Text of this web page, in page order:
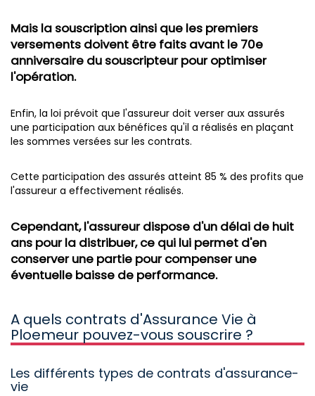
Mais la souscription ainsi que les premiers
versements doivent être faits avant le 70e
anniversaire du souscripteur pour optimiser
l'opération.
Enfin, la loi prévoit que l'assureur doit verser aux assurés
une participation aux bénéfices qu'il a réalisés en plaçant
les sommes versées sur les contrats.
Cette participation des assurés atteint 85 % des profits que
l'assureur a effectivement réalisés.
Cependant, l'assureur dispose d'un délai de huit
ans pour la distribuer, ce qui lui permet d'en
conserver une partie pour compenser une
éventuelle baisse de performance.
A quels contrats d'Assurance Vie à
Ploemeur pouvez-vous souscrire ?
Les différents types de contrats d'assurance-
vie